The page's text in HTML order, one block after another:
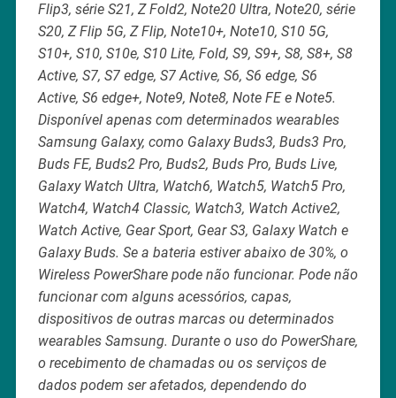
Flip3, série S21, Z Fold2, Note20 Ultra, Note20, série
S20, Z Flip 5G, Z Flip, Note10+, Note10, S10 5G,
S10+, S10, S10e, S10 Lite, Fold, S9, S9+, S8, S8+, S8
Active, S7, S7 edge, S7 Active, S6, S6 edge, S6
Active, S6 edge+, Note9, Note8, Note FE e Note5.
Disponível apenas com determinados wearables
Samsung Galaxy, como Galaxy Buds3, Buds3 Pro,
Buds FE, Buds2 Pro, Buds2, Buds Pro, Buds Live,
Galaxy Watch Ultra, Watch6, Watch5, Watch5 Pro,
Watch4, Watch4 Classic, Watch3, Watch Active2,
Watch Active, Gear Sport, Gear S3, Galaxy Watch e
Galaxy Buds. Se a bateria estiver abaixo de 30%, o
Wireless PowerShare pode não funcionar. Pode não
funcionar com alguns acessórios, capas,
dispositivos de outras marcas ou determinados
wearables Samsung. Durante o uso do PowerShare,
o recebimento de chamadas ou os serviços de
dados podem ser afetados, dependendo do